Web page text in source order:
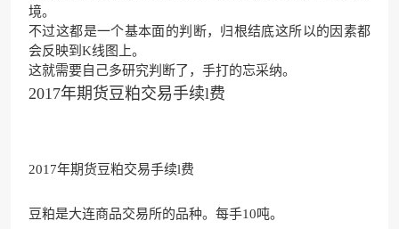
境。
不过这都是一个基本面的判断，归根结底这所以的因素都
会反映到 K线图 上。
这就需要自己多研究判断了，手打的忘采纳。
2017年期货豆粕交易手续l费
2017年期货豆粕交易手续l费
豆粕是大连商品交易所的品种。每手10吨。